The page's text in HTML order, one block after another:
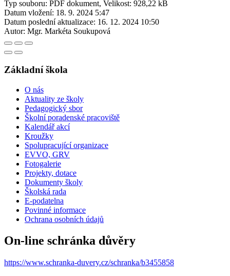
Typ souboru: PDF dokument, Velikost: 928,22 kB
Datum vložení: 18. 9. 2024 5:47
Datum poslední aktualizace: 16. 12. 2024 10:50
Autor: Mgr. Markéta Soukupová
Základní škola
O nás
Aktuality ze školy
Pedagogický sbor
Školní poradenské pracoviště
Kalendář akcí
Kroužky
Spolupracující organizace
EVVO, GRV
Fotogalerie
Projekty, dotace
Dokumenty školy
Školská rada
E-podatelna
Povinné informace
Ochrana osobních údajů
On-line schránka důvěry
https://www.schranka-duvery.cz/schranka/b3455858